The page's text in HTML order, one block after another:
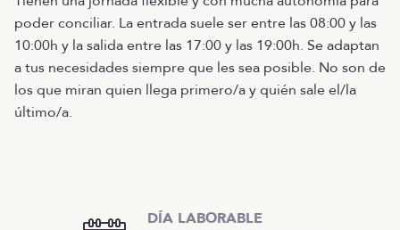
poder conciliar. La entrada suele ser entre las 08:00 y las
10:00h y la salida entre las 17:00 y las 19:00h. Se adaptan
a tus necesidades siempre que les sea posible. No son de
los que miran quien llega primero/a y quién sale el/la
último/a.
DÍA LABORABLE